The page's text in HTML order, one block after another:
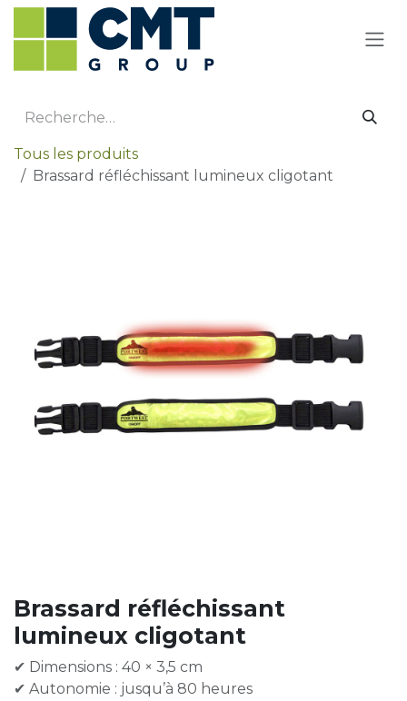
Se rendre au contenu
Tous les produits
Brassard réfléchissant lumineux cligotant
Brassard réfléchissant
lumineux cligotant
✔ Dimensions : 40 × 3,5 cm
✔ Autonomie : jusqu’à 80 heures